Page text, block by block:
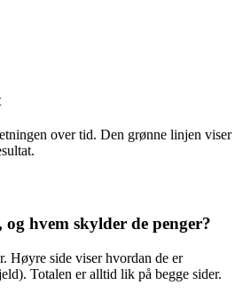
over tid. Den grønne linjen viser
og hvem skylder de penger?
Høyre side viser hvordan de er
Totalen er alltid lik på begge sider.